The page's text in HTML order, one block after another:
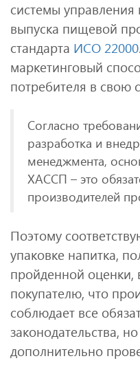
системы
выпуска пищевой
стандарта ИСО 22000
маркетинговый
потребителя в свою
Согласно
разработка и
менеджмента,
ХАССП – это
производителей
Поэтому
упаковке напитка,
пройденной оценки,
покупателю, что
соблюдает все
законодательства,
дополнительно